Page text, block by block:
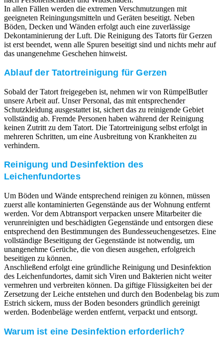
In allen Fällen werden die extremen Verschmutzungen mit
geeigneten Reiningungsmitteln und Geräten beseitigt. Neben
Böden, Decken und Wänden erfolgt auch eine zuverlässige
Dekontaminierung der Luft. Die Reinigung des Tatorts für Gerzen
ist erst beendet, wenn alle Spuren beseitigt sind und nichts mehr auf
das unangenehme Geschehen hinweist.
Ablauf der Tatortreinigung für Gerzen
Sobald der Tatort freigegeben ist, nehmen wir von RümpelButler
unsere Arbeit auf. Unser Personal, das mit entsprechender
Schutzkleidung ausgestattet ist, sichert das zu reinigende Gebiet
vollständig ab. Fremde Personen haben während der Reinigung
keinen Zutritt zu dem Tatort. Die Tatortreinigung selbst erfolgt in
mehreren Schritten, um eine Ausbreitung von Krankheiten zu
verhindern.
Reinigung und Desinfektion des
Leichenfundortes
Um Böden und Wände entsprechend reinigen zu können, müssen
zuerst alle kontaminierten Gegenstände aus der Wohnung entfernt
werden. Vor dem Abtransport verpacken unsere Mitarbeiter die
verunreinigten und beschädigten Gegenstände und entsorgen diese
entsprechend den Bestimmungen des Bundesseuchengesetzes. Eine
vollständige Beseitigung der Gegenstände ist notwendig, um
unangenehme Gerüche, die von diesen ausgehen, erfolgreich
beseitigen zu können.
Anschließend erfolgt eine gründliche Reinigung und Desinfektion
des Leichenfundortes, damit sich Viren und Bakterien nicht weiter
vermehren und verbreiten können. Da giftige Flüssigkeiten bei der
Zersetzung der Leiche entstehen und durch den Bodenbelag bis zum
Estrich sickern, muss der Boden besonders gründlich gereinigt
werden. Bodenbeläge werden entfernt, verpackt und entsorgt.
Warum ist eine Desinfektion erforderlich?